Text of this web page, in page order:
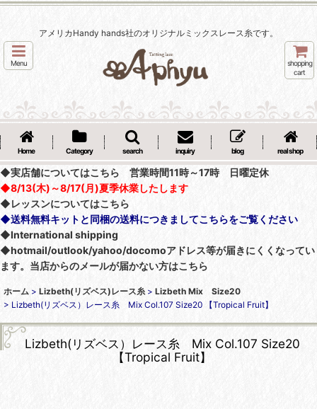
アメリカHandy hands社のオリジナルミックスレース糸です。
Menu
shopping
cart
Home Category search inquiry blog real shop
◆実店舗についてはこちら 営業時間11時～17時 日曜定休
◆8/13(木)～8/17(月)夏季休業したします
◆レッスンについてはこちら
◆送料無料キットと同梱の送料につきましてこちらをご覧ください
◆International shipping
◆hotmail/outlook/yahoo/docomoアドレス等が届きにくくなってい
ます。当店からのメールが届かない方はこちら
ホーム > Lizbeth(リズベス)レース糸 > Lizbeth Mix Size20
> Lizbeth(リズベス）レース糸 Mix Col.107 Size20 【Tropical Fruit】
Lizbeth(リズベス）レース糸 Mix Col.107 Size20
【Tropical Fruit】